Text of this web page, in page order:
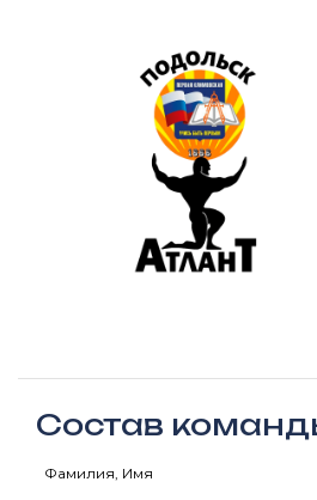
Состав
Фамилия, Имя